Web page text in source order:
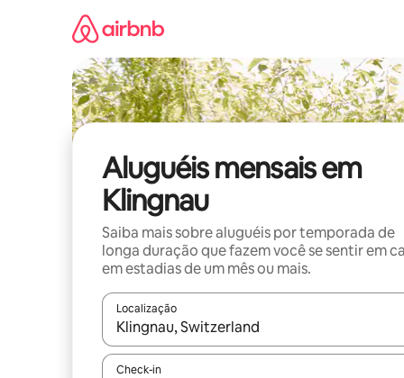
Aluguéis mensais em
Klingnau
Saiba mais sobre aluguéis por temporada de
longa duração que fazem você se sentir em
em estadias de um mês ou mais.
Localização
Quando os resultados estiverem disponíveis,
Check-in